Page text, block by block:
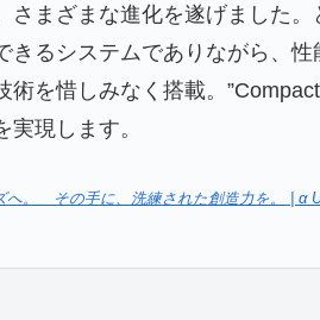
さまざまな進化を遂げました
るシステムでありながら、性
術を惜しみなく搭載。
現します。
。 その手に、洗練された創造力を。 | α